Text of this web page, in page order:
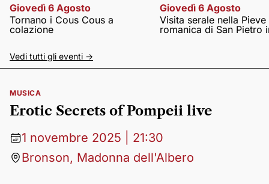
Giovedì 6 Agosto
Tornano i Cous Cous a
colazione
Giovedì 6 Agosto
Visita serale nella Pieve
romanica di San Pietro
Vedi tutti gli eventi ->
MUSICA
Erotic Secrets of Pompeii live
1 novembre 2025 | 21:30
Bronson, Madonna dell'Albero